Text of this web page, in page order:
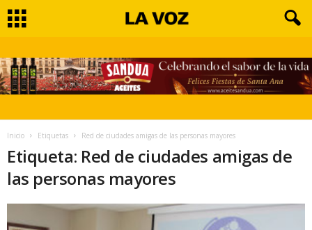
Inicio Etiquetas Red de ciudades amigas de las personas mayores
Etiqueta: Red de ciudades amigas de
las personas mayores